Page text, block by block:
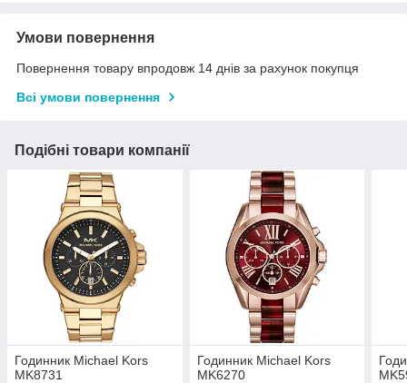
Умови повернення
Повернення товару впродовж 14 днів за рахунок покупця
Всі умови повернення
Подібні товари компанії
Годинник Michael Kors
MK8731
Годинник Michael Kors
MK6270